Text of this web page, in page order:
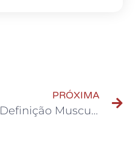
PRÓXIMA
Definição Muscular: quais são os melhores suplementos?